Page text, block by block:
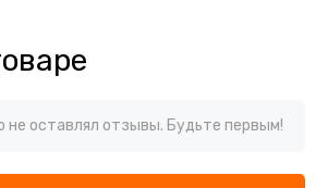
не оставлял отзывы. Будьте первым!